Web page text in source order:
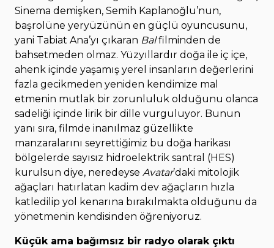
Sinema demişken, Semih Kaplanoğlu’nun,
başrolüne yeryüzünün en güçlü oyuncusunu,
yani Tabiat Ana’yı çıkaran Balfilminden de
bahsetmeden olmaz. Yüzyıllardır doğa ile iç içe,
ahenk içinde yaşamış yerel insanların değerlerini
fazla gecikmeden yeniden kendimize mal
etmenin mutlak bir zorunluluk olduğunu olanca
sadeliği içinde lirik bir dille vurguluyor. Bunun
yanı sıra, filmde inanılmaz güzellikte
manzaralarını seyrettiğimiz bu doğa harikası
bölgelerde sayısız hidroelektrik santral (HES)
kurulsun diye, neredeyse Avatar’daki mitolojik
ağaçları hatırlatan kadim dev ağaçların hızla
katledilip yol kenarına bırakılmakta olduğunu da
yönetmenin kendisinden öğreniyoruz.
Küçük ama bağımsız bir radyo olarak çıktı